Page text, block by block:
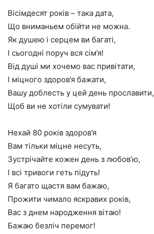
Вісімдесят років – така дата,
Що вниманьем обійти не можна.
Як душею і серцем ви багаті,
І сьогодні поруч вся сім’я!
Від душі ми хочемо вас привітати,
І міцного здоров’я бажати,
Вашу доблесть у цей день прославити,
Щоб ви не хотіли сумувати!
Нехай 80 років здоров’я
Вам тільки міцне несуть,
Зустрічайте кожен день з любов’ю,
І всі тривоги геть підуть!
Я багато щастя вам бажаю,
Прожити чимало яскравих років,
Вас з днем народження вітаю!
Бажаю безліч перемог!